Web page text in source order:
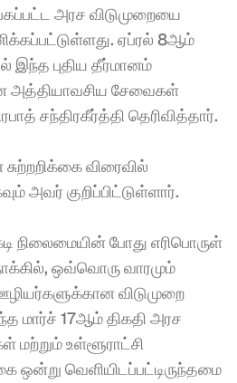
அரச விடுமுறையை
ஏப்ரல் 8ஆம்
இந்த புதிய தீர்மானம்
அத்தியாவசிய சேவைகள்
சந்திரகீர்த்தி தெரிவித்தார்.
விரைவில்
அவர் குறிப்பிட்டுள்ளார்.
நிலைமையின் போது எரிபொருள்
ஒவ்வொரு வாரமும்
விடுமுறை
மார்ச் 17ஆம் திகதி அரச
மற்றும் உள்ளூராட்சி
ஒன்று வெளியிடப்பட்டிருந்தமை